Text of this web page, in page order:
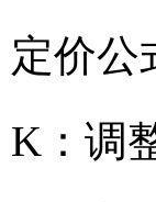
定价公
K：调